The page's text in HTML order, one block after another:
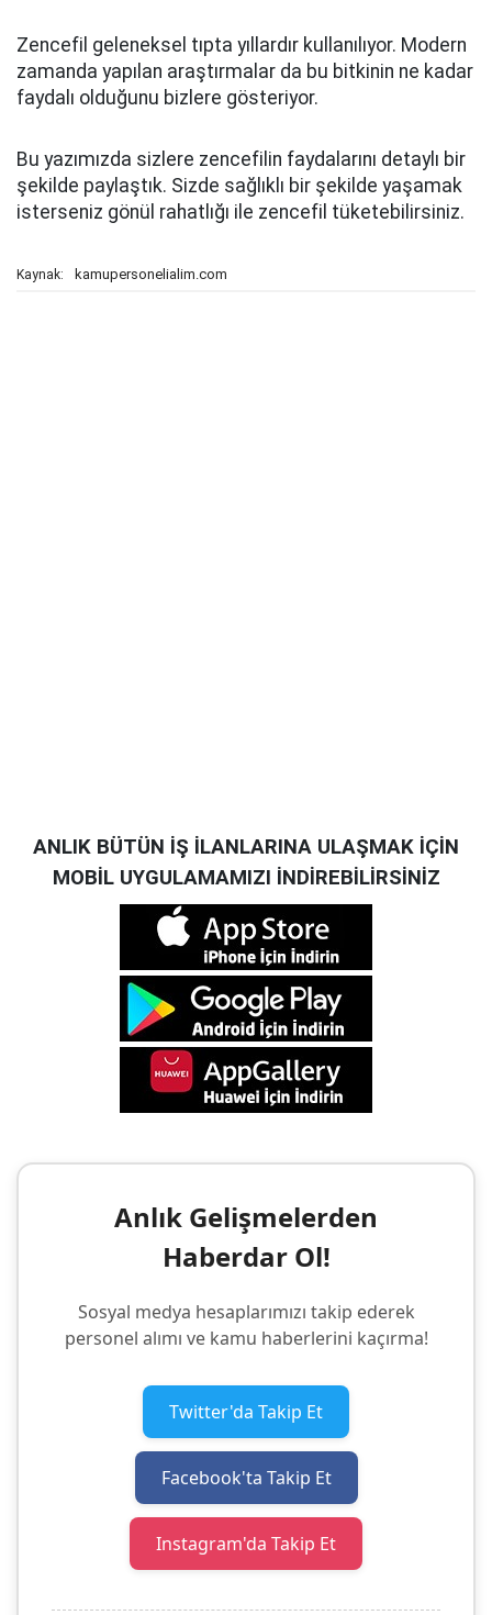
Zencefil geleneksel tıpta yıllardır kullanılıyor. Modern
zamanda yapılan araştırmalar da bu bitkinin ne kadar
faydalı olduğunu bizlere gösteriyor.
Bu yazımızda sizlere zencefilin faydalarını detaylı bir
şekilde paylaştık. Sizde sağlıklı bir şekilde yaşamak
isterseniz gönül rahatlığı ile zencefil tüketebilirsiniz.
Kaynak: kamupersonelialim.com
ANLIK BÜTÜN İŞ İLANLARINA ULAŞMAK İÇİN
MOBİL UYGULAMAMIZI İNDİREBİLİRSİNİZ
Anlık Gelişmelerden
Haberdar Ol!
Sosyal medya hesaplarımızı takip ederek
personel alımı ve kamu haberlerini kaçırma!
Twitter'da Takip Et
Facebook'ta Takip Et
Instagram'da Takip Et